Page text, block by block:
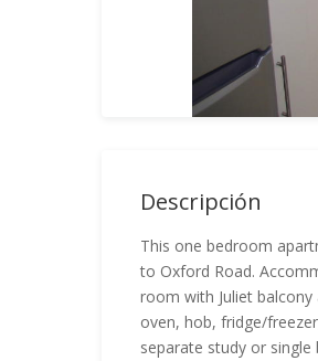
Descripción
This one bedroom
to Oxford Road.
room with Juliet
oven, hob, fridge/
separate study or